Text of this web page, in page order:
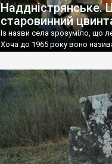
Наддністрянське.
старовинний
Із назви села зрозуміло, що
Хоча до 1965 року воно
Наддністрянське
сіл. У селі є мурована